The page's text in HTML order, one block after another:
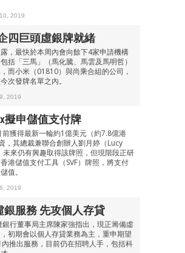
2019
四巨頭虛銀牌就緒
，最快於本周內會向餘下4家申請機構
括「三馬」（馬化騰、馬雲及馬明哲）
而小米（01810）與尚乘合組的公司，
次發牌名單之內。
2019
擬申儲值支付牌
獲得最新一輪約1億美元（約7.8億港
，其總裁兼聯合創辦人劉月婷（Lucy
未來仍有興趣取得該牌照，但現階段正研
港儲值支付工具（SVF）牌照，將支付
值。
2019
銀服務 先攻個人存貸
行董事局主席陳家強指出，現正籌備虛
初期會以個人存貸業務為主，重申期望
推出服務，目前仍在招聘人手，包括科